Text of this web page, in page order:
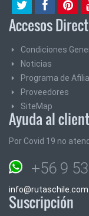
Accesos
Condiciones
Noticias
Programa de
Proveedores
SiteMap
Ayuda al
Por Covid 19 no
+56 9
info@rutaschile.com
Suscripción